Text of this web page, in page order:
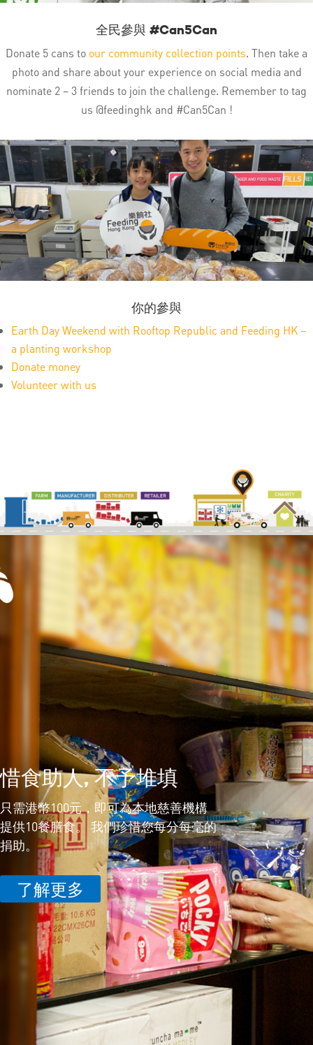
全民參與 #Can5Can
Donate 5 cans to our community collection points. Then take a
photo and share about your experience on social media and
nominate 2 – 3 friends to join the challenge. Remember to tag
us @feedinghk and #Can5Can !
你的參與
Earth Day Weekend with Rooftop Republic and Feeding HK –
a planting workshop
Donate money
Volunteer with us
惜食助人, 不予堆填
只需港幣100元，即可為本地慈善機構
提供10餐膳食。 我們珍惜您每分每毫的
捐助。
了解更多